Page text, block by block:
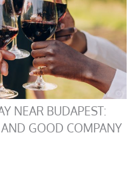
NEAR BUDAPEST:
GOOD COMPANY